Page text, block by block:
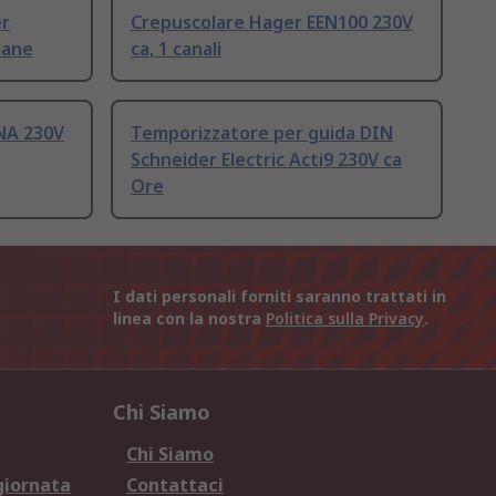
Crepuscolare Hager EEN100 230V
ca, 1 canali
230V
Temporizzatore per guida DIN
Schneider Electric Acti9 230V ca
Ore
I dati personali forniti saranno trattati in
linea con la nostra Politica sulla Privacy.
Chi Siamo
Chi Siamo
Contattaci